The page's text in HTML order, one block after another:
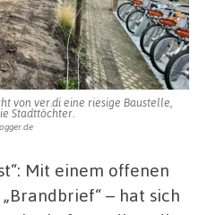
von ver.di eine riesige Baustelle,
Stadttöchter.
Mit einem offenen
– hat sich